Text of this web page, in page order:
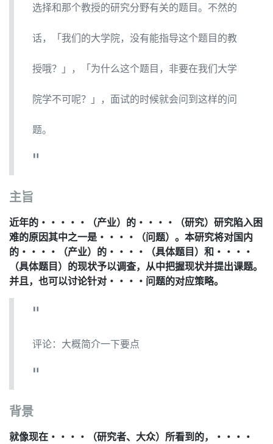
选择和那个教授的研究分野有关的题目。不然的
话，「我们的大学院，没有能指导这个题目的教
授哦？」，「为什么这个题目，非要在我们大学
院学不可呢？」，面试的时候就会问到这样的问
题。
主旨
近年的・・・・・（产业）的・・・・（研究）研究陷入困
难的原因其中之一是・・・・（问题）。本研究将对国内
的・・・・（产业）的・・・・（具体题目）和・・・・
（具体题目）的现状予以调查，从中把握现状并提出课题。
并且，也可以讨论针对・・・・问题的对应策略。
评论：大概简介一下要点
背景
就像现在・・・・（研究者、大众）所看到的，・・・・